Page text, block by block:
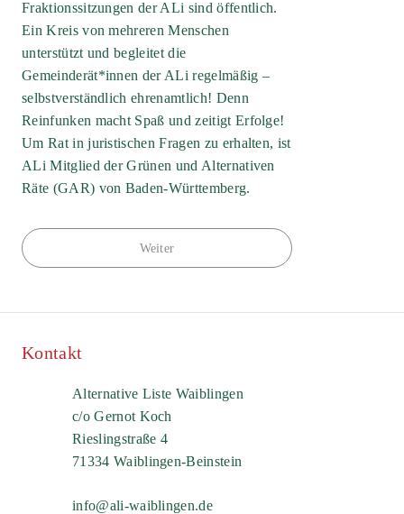
Fraktionssitzungen der ALi sind öffentlich.
Ein Kreis von mehreren Menschen
unterstützt und begleitet die
Gemeinderät*innen der ALi regelmäßig –
selbstverständlich ehrenamtlich! Denn
Reinfunken macht Spaß und zeitigt Erfolge!
Um Rat in juristischen Fragen zu erhalten, ist
ALi Mitglied der Grünen und Alternativen
Räte (GAR) von Baden-Württemberg.
Weiter
Kontakt
Alternative Liste Waiblingen
c/o Gernot Koch
Rieslingstraße 4
71334 Waiblingen-Beinstein
info@ali-waiblingen.de